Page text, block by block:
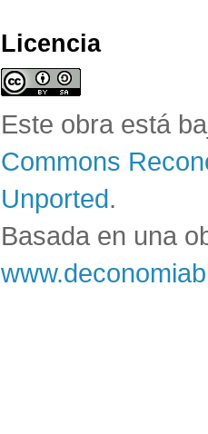
Licencia
Este obra está
Commons
Unported.
Basada en una